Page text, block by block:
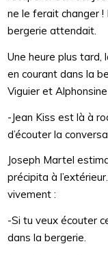
ne le ferait changer !
bergerie attendait.
Une heure plus
en courant dans la
Viguier et Alphonsine
-Jean Kiss est là à
d’écouter la
Joseph Martel
précipita à
vivement :
-Si tu veux écouter
dans la bergerie.